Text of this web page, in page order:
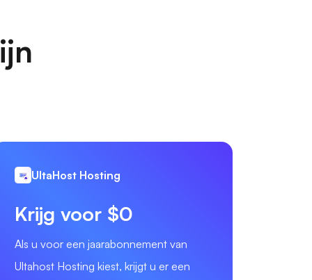
UltaHost Hosting
Krijg voor $0
Als u voor een jaarabonnement van
Ultahost Hosting kiest, krijgt u er een